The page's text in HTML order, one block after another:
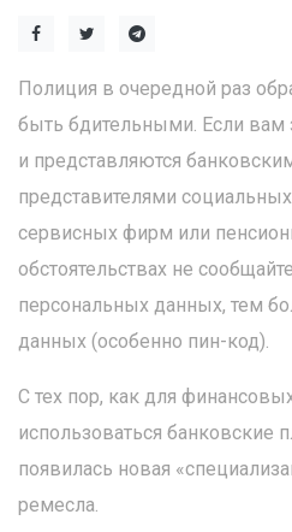
Полиция в очередной раз
быть бдительными. Если вам
и представляются
представителями
сервисных фирм или
обстоятельствах не
персональных данных, тем
данных (особенно пин-код).
С тех пор, как для
использоваться банковские
появилась новая
ремесла.